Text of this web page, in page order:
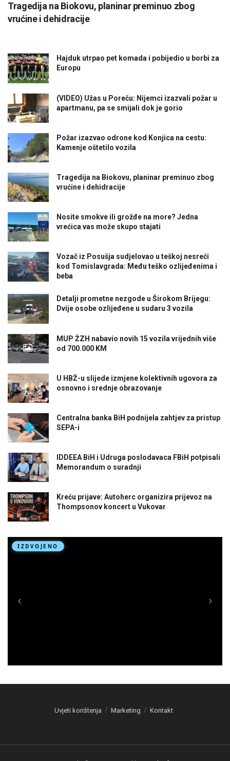
Tragedija na Biokovu, planinar preminuo zbog
vrućine i dehidracije
Hajduk utrpao pet komada i pobijedio u borbi za
Europu
(VIDEO) Užas u Poreču: Nijemci izazvali požar u
apartmanu, pa se smijali dok je gorio
Požar izazvao odrone kod Konjica na cestu:
Kamenje oštetilo vozila
Tragedija na Biokovu, planinar preminuo zbog
vrućine i dehidracije
Nosite smokve ili grožđe na more? Jedna
vrećica vas može skupo stajati
Vozač iz Posušja sudjelovao u teškoj nesreći
kod Tomislavgrada: Među teško ozlijeđenima i
beba
Detalji prometne nezgode u Širokom Brijegu:
Dvije osobe ozlijeđene u sudaru 3 vozila
MUP ŽZH nabavio novih 15 vozila vrijednih više
od 700.000 KM
U HBŽ-u slijede izmjene kolektivnih ugovora za
osnovno i srednje obrazovanje
Centralna banka BiH podnijela zahtjev za pristup
SEPA-i
IDDEEA BiH i Udruga poslodavaca FBiH potpisali
Memorandum o suradnji
Kreću prijave: Autoherc organizira prijevoz na
Thompsonov koncert u Vukovar
Uvjeti korištenja Marketing Kontakt